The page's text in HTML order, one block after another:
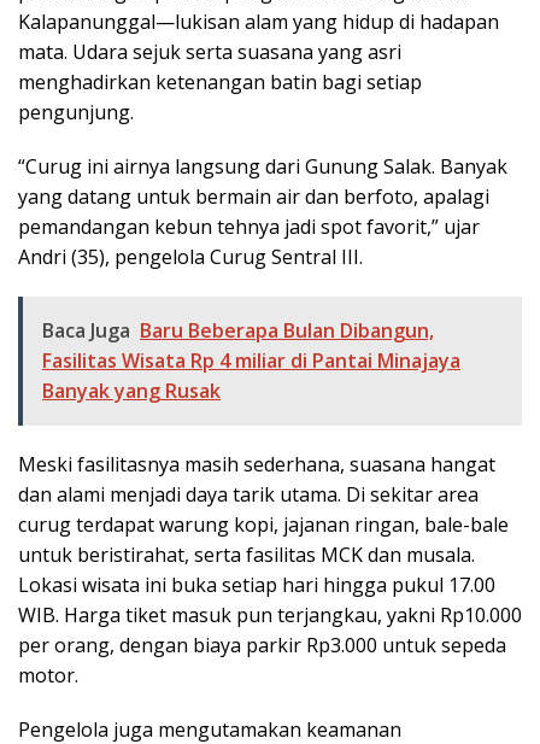
Kalapanunggal—lukisan alam yang hidup di hadapan
mata. Udara sejuk serta suasana yang asri
menghadirkan ketenangan batin bagi setiap
pengunjung.
“Curug ini airnya langsung dari Gunung Salak. Banyak
yang datang untuk bermain air dan berfoto, apalagi
pemandangan kebun tehnya jadi spot favorit,” ujar
Andri (35), pengelola Curug Sentral III.
Baca Juga Baru Beberapa Bulan Dibangun,
Fasilitas Wisata Rp 4 miliar di Pantai Minajaya
Banyak yang Rusak
Meski fasilitasnya masih sederhana, suasana hangat
dan alami menjadi daya tarik utama. Di sekitar area
curug terdapat warung kopi, jajanan ringan, bale-bale
untuk beristirahat, serta fasilitas MCK dan musala.
Lokasi wisata ini buka setiap hari hingga pukul 17.00
WIB. Harga tiket masuk pun terjangkau, yakni Rp10.000
per orang, dengan biaya parkir Rp3.000 untuk sepeda
motor.
Pengelola juga mengutamakan keamanan